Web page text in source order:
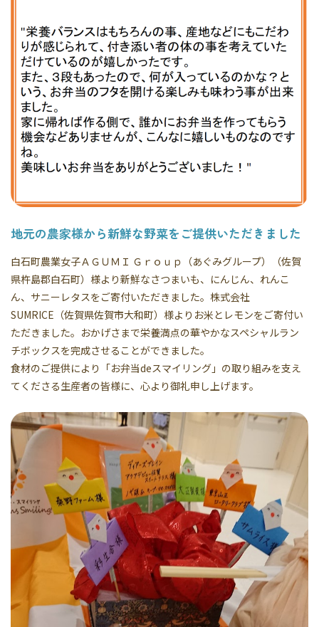
地元の農家様から新鮮な野菜をご提供いただきました
白石町農業女子ＡＧＵＭＩ Ｇｒｏｕｐ（あぐみグループ）（佐賀
県杵島郡白石町）様より新鮮なさつまいも、にんじん、れんこ
ん、サニーレタスをご寄付いただきました。株式会社
SUMRICE（佐賀県佐賀市大和町）様よりお米とレモンをご寄付い
ただきました。おかげさまで栄養満点の華やかなスペシャルラン
チボックスを完成させることができました。
食材のご提供により「お弁当deスマイリング」の取り組みを支え
てくださる生産者の皆様に、心より御礼申し上げます。